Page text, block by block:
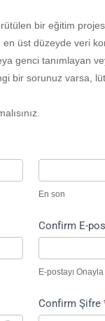
bir eğitim
üst düzeyde veri
genci tanımlayan
bir sorunuz varsa,
son
En son
Confirm E-
E-postayı Onayla
Confirm Şifre